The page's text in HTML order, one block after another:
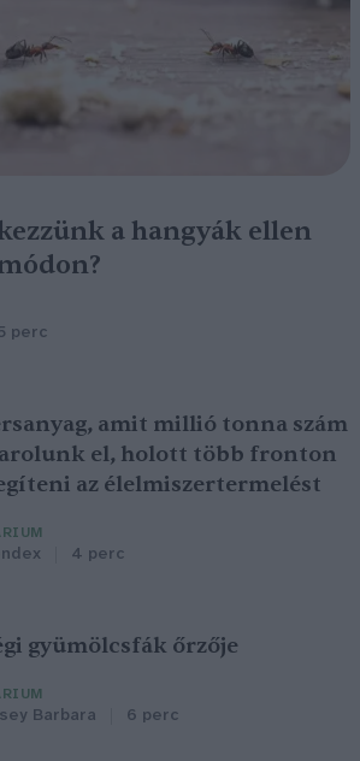
a hangyák ellen
perc
amit millió tonna szám
el, holott több fronton
az élelmiszertermelést
4 perc
gyümölcsfák őrzője
Barbara 6 perc